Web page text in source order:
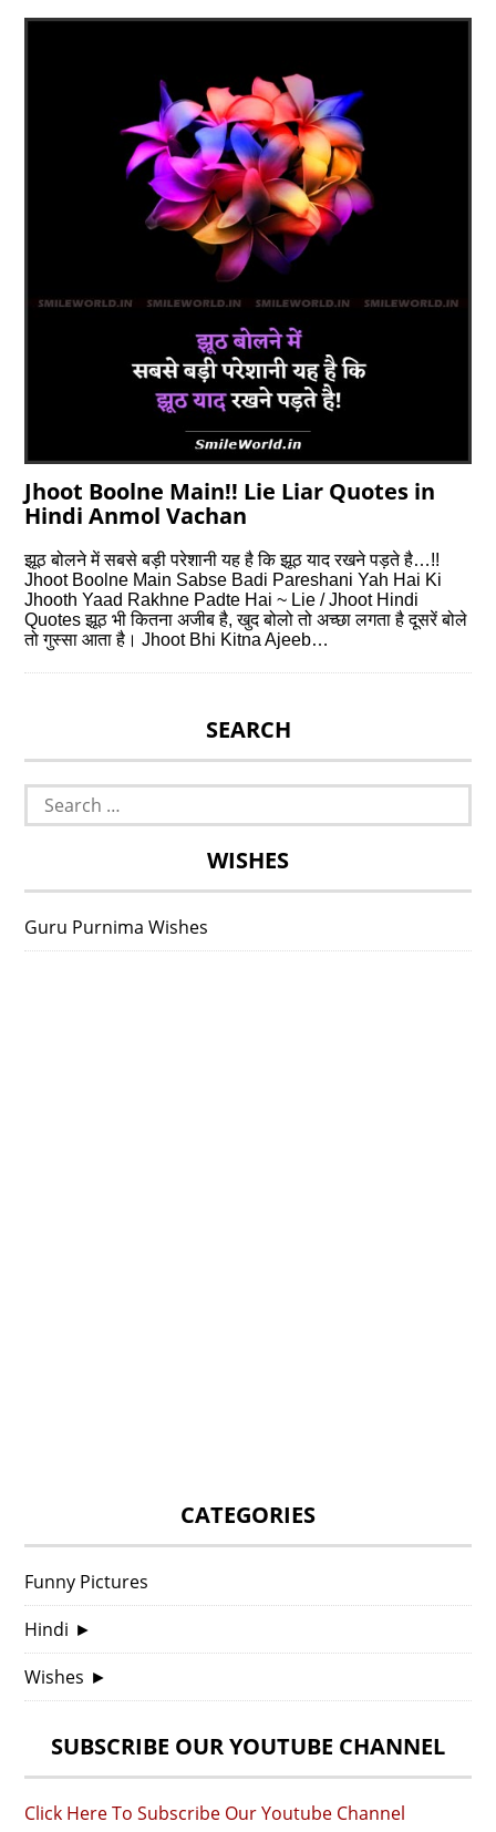
Jhoot Boolne Main!! Lie Liar Quotes in
Hindi Anmol Vachan
झूठ बोलने में सबसे बड़ी परेशानी यह है कि झूठ याद रखने पड़ते है…!!
Jhoot Boolne Main Sabse Badi Pareshani Yah Hai Ki
Jhooth Yaad Rakhne Padte Hai ~ Lie / Jhoot Hindi
Quotes झूठ भी कितना अजीब है, खुद बोलो तो अच्‍छा लगता है दूसरें बोले
तो गुस्‍सा आता है। Jhoot Bhi Kitna Ajeeb…
SEARCH
Search
for:
WISHES
Guru Purnima Wishes
CATEGORIES
Funny Pictures
Hindi ►
Wishes ►
SUBSCRIBE OUR YOUTUBE CHANNEL
Click Here To Subscribe Our Youtube Channel